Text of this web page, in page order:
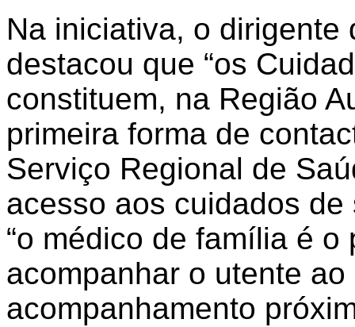
Na iniciativa, o dirigente
destacou que “os
constituem, na Região
primeira forma de
Serviço Regional de
acesso aos cuidados
“o médico de família é
acompanhar o utente
acompanhamento